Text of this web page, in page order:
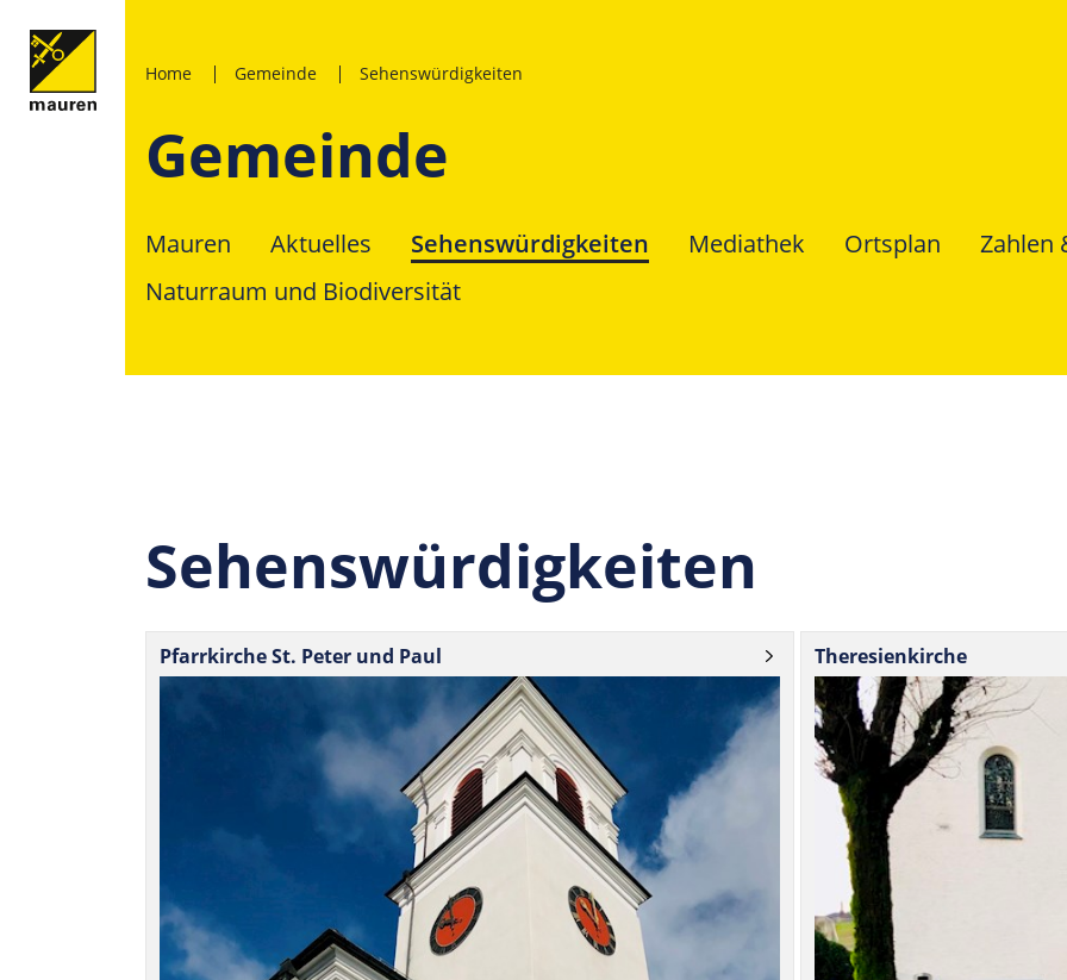
Home Gemeinde Sehenswürdigkeiten
Gemeinde
Mauren Aktuelles Sehenswürdigkeiten Mediathek Ortsplan
Zahlen
Naturraum und Biodiversität
Sehenswürdigkeiten
Pfarr­kirche St. Peter und Paul The­re­si­en­kirche